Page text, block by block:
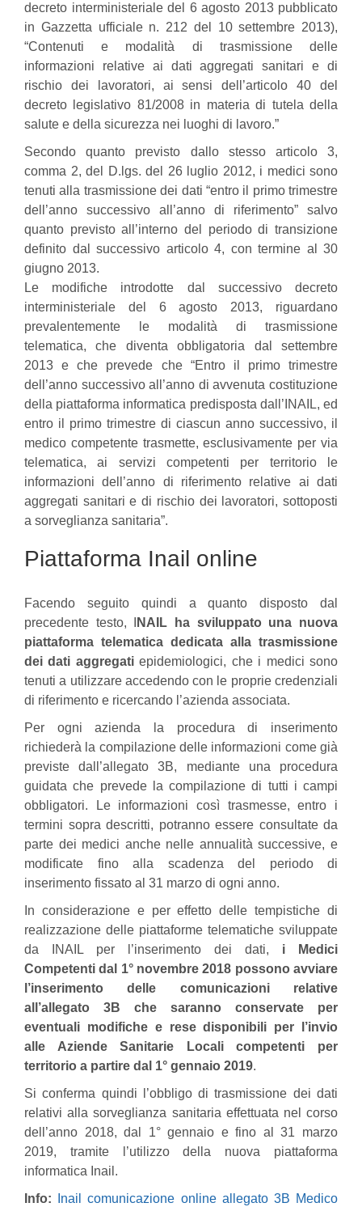
decreto interministeriale del 6 agosto 2013 pubblicato
in Gazzetta ufficiale n. 212 del 10 settembre 2013),
“Contenuti e modalità di trasmissione delle
informazioni relative ai dati aggregati sanitari e di
rischio dei lavoratori, ai sensi dell’articolo 40 del
decreto legislativo 81/2008 in materia di tutela della
salute e della sicurezza nei luoghi di lavoro.”
Secondo quanto previsto dallo stesso articolo 3,
comma 2, del D.lgs. del 26 luglio 2012, i medici sono
tenuti alla trasmissione dei dati “entro il primo trimestre
dell’anno successivo all’anno di riferimento” salvo
quanto previsto all’interno del periodo di transizione
definito dal successivo articolo 4, con termine al 30
giugno 2013.
Le modifiche introdotte dal successivo decreto
interministeriale del 6 agosto 2013, riguardano
prevalentemente le modalità di trasmissione
telematica, che diventa obbligatoria dal settembre
2013 e che prevede che “Entro il primo trimestre
dell’anno successivo all’anno di avvenuta costituzione
della piattaforma informatica predisposta dall’INAIL, ed
entro il primo trimestre di ciascun anno successivo, il
medico competente trasmette, esclusivamente per via
telematica, ai servizi competenti per territorio le
informazioni dell’anno di riferimento relative ai dati
aggregati sanitari e di rischio dei lavoratori, sottoposti
a sorveglianza sanitaria”.
Piattaforma Inail online
Facendo seguito quindi a quanto disposto dal
precedente testo, I
NAIL ha sviluppato una nuova
piattaforma telematica dedicata alla trasmissione
dei dati aggregatiepidemiologici, che i medici sono
tenuti a utilizzare accedendo con le proprie credenziali
di riferimento e ricercando l’azienda associata.
Per ogni azienda la procedura di inserimento
richiederà la compilazione delle informazioni come già
previste dall’allegato 3B, mediante una procedura
guidata che prevede la compilazione di tutti i campi
obbligatori. Le informazioni così trasmesse, entro i
termini sopra descritti, potranno essere consultate da
parte dei medici anche nelle annualità successive, e
modificate fino alla scadenza del periodo di
inserimento fissato al 31 marzo di ogni anno.
In considerazione e per effetto delle tempistiche di
realizzazione delle piattaforme telematiche sviluppate
da INAIL per l’inserimento dei dati, i Medici
Competenti dal 1° novembre 2018 possono avviare
l’inserimento delle comunicazioni relative
all’allegato 3B
che saranno conservate per
eventuali modifiche e rese disponibili per l’invio
alle Aziende Sanitarie Locali competenti per
territorio a partire dal 1° gennaio 2019.
Si conferma quindi l’obbligo di trasmissione dei dati
relativi alla sorveglianza sanitaria effettuata nel corso
dell’anno 2018, dal 1° gennaio e fino al 31 marzo
2019, tramite l’utilizzo della nuova piattaforma
informatica Inail.
Info:
Inail comunicazione online allegato 3B Medico